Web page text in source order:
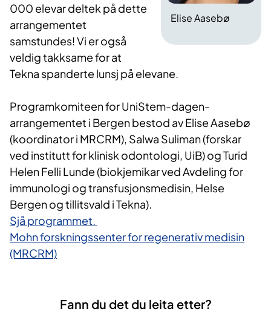
Elise Aasebø
000 elevar deltek på dette
arrangementet
samstundes! Vi er også
veldig takksame for at
Tekna spanderte lunsj på elevane.
Programkomiteen for UniStem-dagen-
arrangementet i Bergen bestod av Elise Aasebø
(koordinator i MRCRM), Salwa Suliman (forskar
ved institutt for klinisk odontologi, UiB) og Turid
Helen Felli Lunde (biokjemikar ved Avdeling for
immunologi og transfusjonsmedisin, Helse
Bergen og tillitsvald i Tekna).
Sjå programmet.
Mohn forskningssenter for regenerativ medisin
(MRCRM)
Fann du det du leita etter?